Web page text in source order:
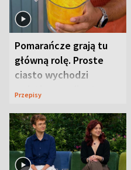
Pomarańcze grają tu
główną rolę. Proste
ciasto wychodzi
wyjątkowo wilgotne
Przepisy